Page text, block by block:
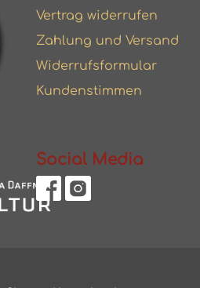
Vertrag widerrufen
Zahlung und Versand
Widerrufsformular
Kundenstimmen
Social Media